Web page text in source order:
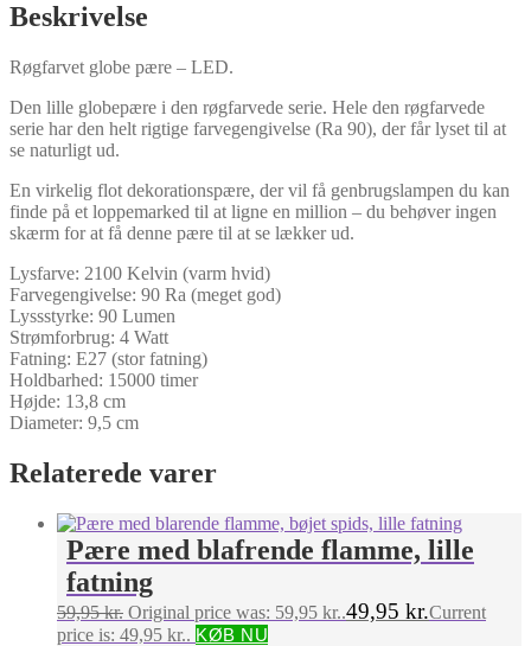
Beskrivelse
Røgfarvet globe pære – LED.
Den lille globepære i den røgfarvede serie. Hele den røgfarvede
serie har den helt rigtige farvegengivelse (Ra 90), der får lyset til at
se naturligt ud.
En virkelig flot dekorationspære, der vil få genbrugslampen du kan
finde på et loppemarked til at ligne en million – du behøver ingen
skærm for at få denne pære til at se lækker ud.
Lysfarve: 2100 Kelvin (varm hvid)
Farvegengivelse: 90 Ra (meget god)
Lyssstyrke: 90 Lumen
Strømforbrug: 4 Watt
Fatning: E27 (stor fatning)
Holdbarhed: 15000 timer
Højde: 13,8 cm
Diameter: 9,5 cm
Relaterede varer
Pære med blafrende flamme, lille
fatning
59,95kr. Original price was: 59,95 kr..49,95 kr.Current
price is: 49,95 kr.. KØB NU